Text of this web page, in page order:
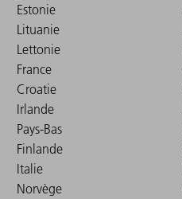
Estonie
Lituanie
Lettonie
France
Croatie
Irlande
Pays-Bas
Finlande
Italie
Norvège